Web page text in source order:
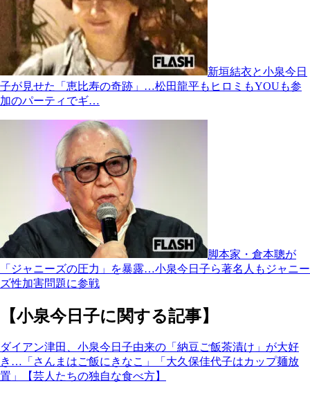
新垣結衣と小泉今日
子が見せた「恵比寿の奇跡」…松田龍平もヒロミもYOUも参
加のパーティでギ…
脚本家・倉本聰が
「ジャニーズの圧力」を暴露…小泉今日子ら著名人もジャニー
ズ性加害問題に参戦
【小泉今日子に関する記事】
ダイアン津田、小泉今日子由来の「納豆ご飯茶漬け」が大好
き…「さんまはご飯にきなこ」「大久保佳代子はカップ麺放
置」【芸人たちの独自な食べ方】